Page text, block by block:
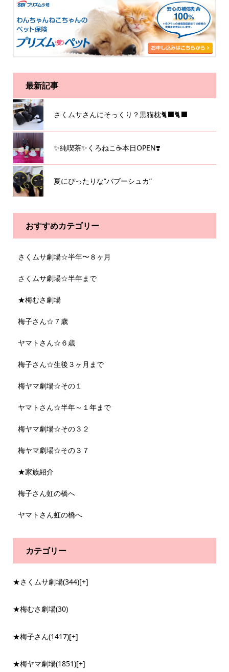
最新記事
さくムサさんにそっくり？黒猫枕🐈‍⬛🐈‍⬛
✨純喫茶✨くろねこ☕️本日OPEN❣️
夏にぴったりな”バブーシュカ”
おすすめカテゴリー
さくムサ劇場☆半年〜８ヶ月
さくムサ劇場☆半年まで
★梅むさ劇場
梅子さん☆７歳
ヤマトさん☆６歳
梅子さん☆生後３ヶ月まで
梅ヤマ劇場☆その１
ヤマトさん☆半年～１年まで
梅ヤマ劇場☆その３２
梅ヤマ劇場☆その３７
★家族紹介
梅子さん虹の橋へ
ヤマトさん虹の橋へ
カテゴリー
★さくムサ劇場(344)[+]
★梅むさ劇場(30)
★梅子さん(1417)[+]
★梅ヤマ劇場(1851)[+]